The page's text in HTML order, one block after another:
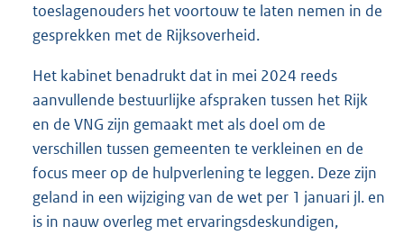
toeslagenouders het voortouw te laten nemen in de
gesprekken met de Rijksoverheid.
Het kabinet benadrukt dat in mei 2024 reeds
aanvullende bestuurlijke afspraken tussen het Rijk
en de VNG zijn gemaakt met als doel om de
verschillen tussen gemeenten te verkleinen en de
focus meer op de hulpverlening te leggen. Deze zijn
geland in een wijziging van de wet per 1 januari jl. en
is in nauw overleg met ervaringsdeskundigen,